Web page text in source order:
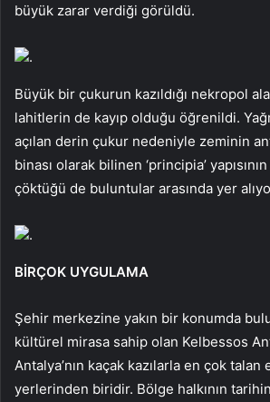
büyük zarar verdiği görüldü.
.
Büyük bir çukurun kazıldığı nekropol
lahitlerin de kayıp olduğu öğrenildi.
açılan derin çukur nedeniyle zeminin
binası olarak bilinen ‘principia’
çöktüğü de buluntular arasında yer
.
BİRÇOK UYGULAMA
Şehir merkezine yakın bir konumda
kültürel mirasa sahip olan Kelbessos
Antalya’nın kaçak kazılarla en çok
yerlerinden biridir. Bölge halkının